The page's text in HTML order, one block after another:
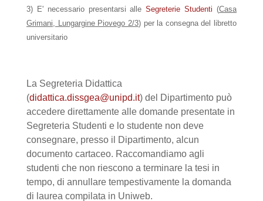
3) E' necessario presentarsi alleSegreterie Studenti (Casa
Grimani, Lungargine Piovego 2/3) per la consegna del libretto
universitario
La Segreteria Didattica
(didattica.dissgea@unipd.it) del Dipartimento può
accedere direttamente alle domande presentate in
Segreteria Studenti e lo studente non deve
consegnare, presso il Dipartimento, alcun
documento cartaceo. Raccomandiamo agli
studenti che non riescono a terminare la tesi in
tempo, di annullare tempestivamente la domanda
di laurea compilata in Uniweb.